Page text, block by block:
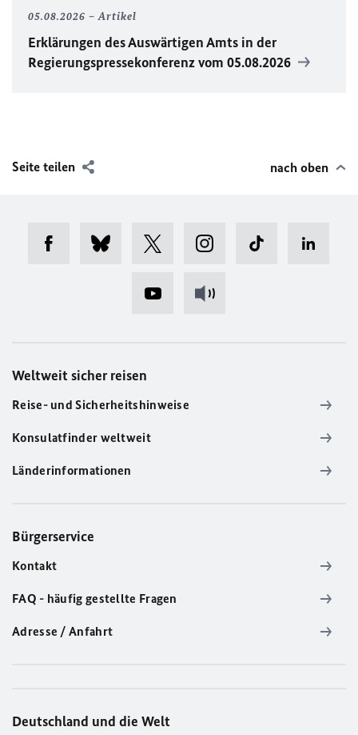
05.08.2026 Artikel
Erklärungen des Auswärtigen Amts in der
Regierungspressekonferenz vom 05.08.2026
Seite teilen nach oben
Weltweit sicher reisen
Reise- und Sicherheitshinweise
Konsulatfinder weltweit
Länderinformationen
Bürgerservice
Kontakt
FAQ - häufig gestellte Fragen
Adresse / Anfahrt
Deutschland und die Welt